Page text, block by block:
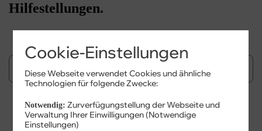
Hilfestellungen.
Suchen
Cookie-Einstellungen
Diese Webseite verwendet Cookies und ähnliche
Technologien für folgende Zwecke:
Notwendig: Zurverfügungstellung der Webseite und
Verwaltung Ihrer Einwilligungen (Notwendige
Einstellungen)